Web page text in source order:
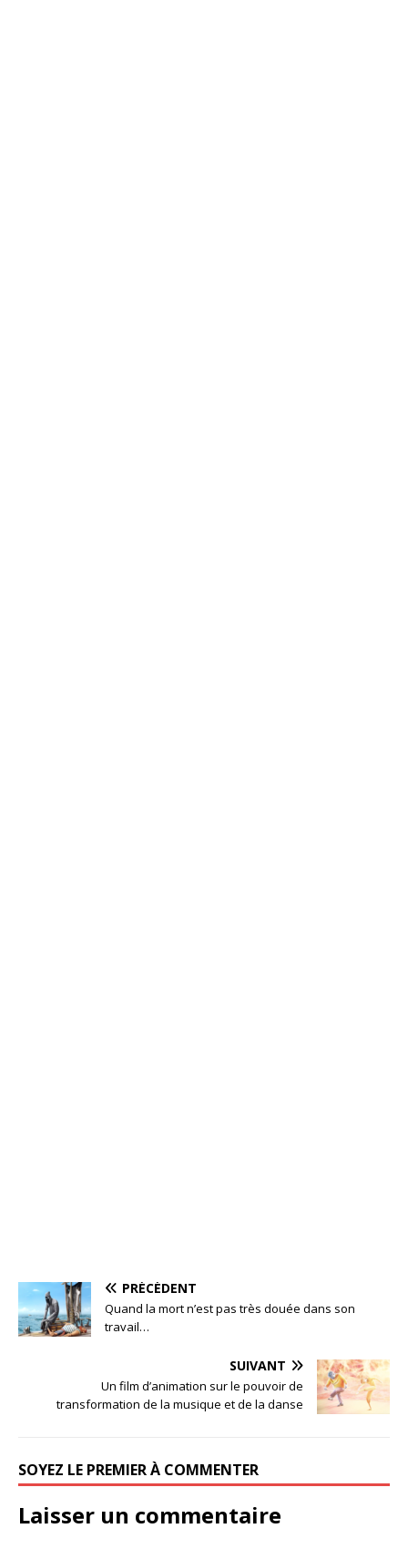
PRÉCÉDENT
Quand la mort n’est pas très douée dans son
travail…
SUIVANT
Un film d’animation sur le pouvoir de
transformation de la musique et de la danse
SOYEZ LE PREMIER À COMMENTER
Laisser un commentaire